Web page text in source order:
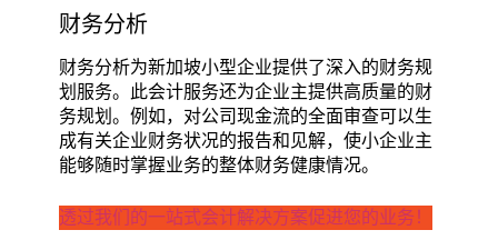
财务分析
财务分析为新加坡小型企业提供了深入的财务规
划服务。此会计服务还为企业主提供高质量的财
务规划。例如，对公司现金流的全面审查可以生
成有关企业财务状况的报告和见解，使小企业主
能够随时掌握业务的整体财务健康情况。
透过我们的一站式会计解决方案促进您的业务！